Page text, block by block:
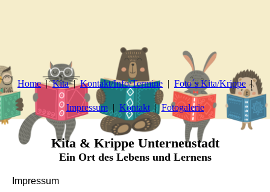
Home Kita Kontakt/Info/Termine Foto´s Kita/Krippe
Impressum Kontakt Fotogalerie
Kita & Krippe Unterneustadt
Ein Ort des Lebens und Lernens
Impressum